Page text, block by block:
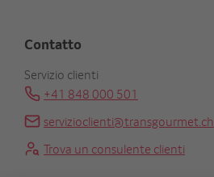
Contatto
Servizio clienti
+41 848 000 501
servizioclienti@transgourmet.ch
Trova un consulente clienti